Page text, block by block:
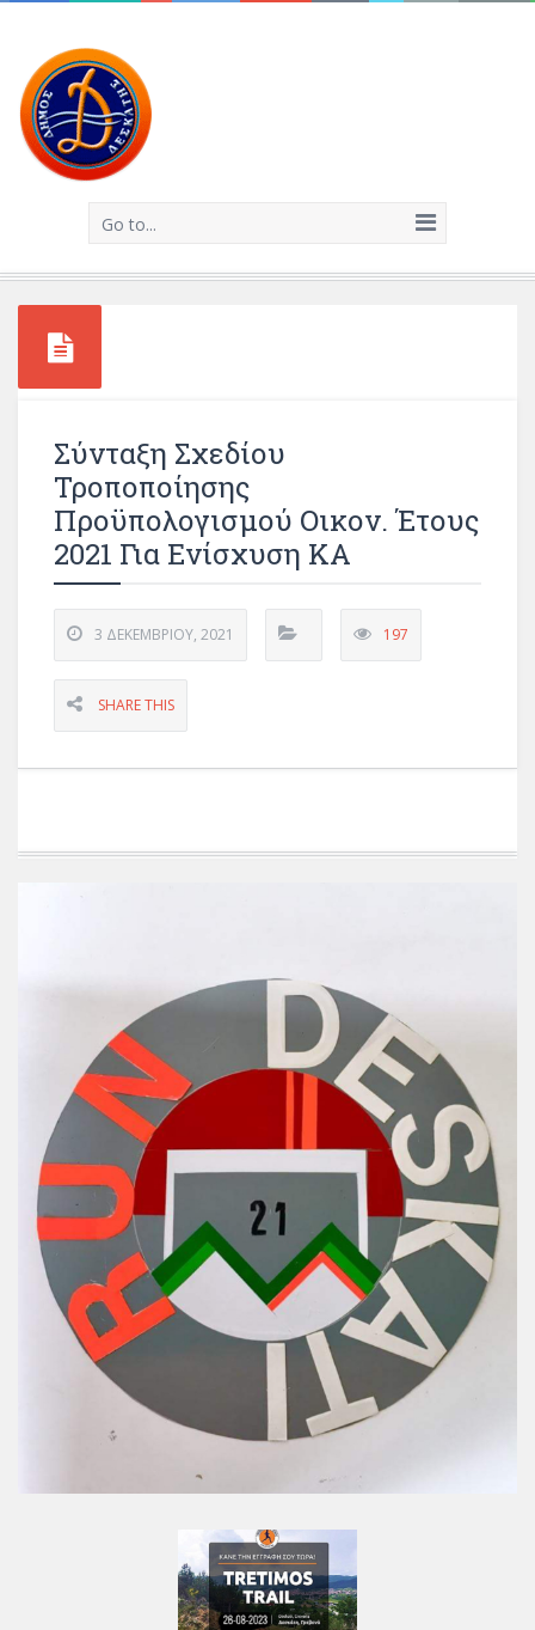
Go to...
Σύνταξη Σχεδίου
Τροποποίησης
Προϋπολογισμού Οικον. Έτους
2021 Για Ενίσχυση ΚΑ
3 ΔΕΚΕΜΒΡΊΟΥ, 2021 197
SHARE THIS